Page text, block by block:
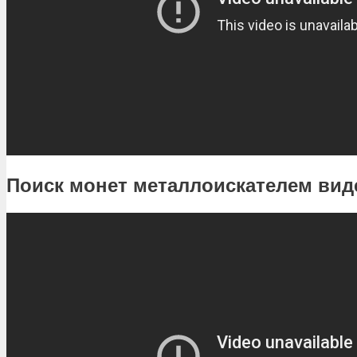
Поиск монет металлоискателем